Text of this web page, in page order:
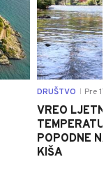
DRUŠTVO Pre
VREO
POPODNE
KIŠA